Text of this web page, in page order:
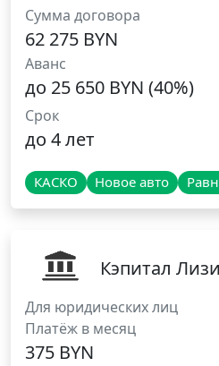
Сумма договора
62 275 BYN
Аванс
до 25 650 BYN (40%)
Срок
до 4 лет
КАСКО Новое авто
Кэпитал
Для юридических лиц
Платёж в месяц
375 BYN